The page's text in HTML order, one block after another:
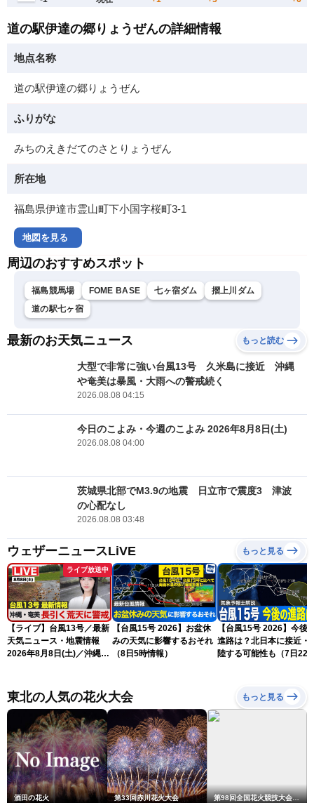
道の駅伊達の郷りょうぜんの詳細情報
地点名称
道の駅伊達の郷りょうぜん
ふりがな
みちのえきだてのさとりょうぜん
所在地
福島県伊達市霊山町下小国字桜町3-1
地図を見る
周辺のおすすめスポット
福島競馬場 FOME BASE 七ヶ宿ダム
摺上川ダム
道の駅七ヶ宿
最新のお天気ニュース もっと読む
大型で非常に強い台風13号 久米島に接近 沖縄
や奄美は暴風・大雨への警戒続く
2026.08.08 04:15
今日のこよみ・今週のこよみ 2026年8月8日(土)
2026.08.08 04:00
茨城県北部でM3.9の地震 日立市で震度3 津波
の心配なし
2026.08.08 03:48
ウェザーニュースLiVE もっと見る
ライブ放送中
【ライブ】台風13号／最新
天気ニュース・地震情報
2026年8月8日(土)／沖縄・
〈ウェザーニュースLiVEモ
ーニング・松本真央／山口
剛央〉
【台風15号 2026】お盆休
みの天気に影響するおそれ
（8日5時情報）
【台風15号 2026】今後
進路は？北日本に接近・
陸する可能性も（7日22
東北の人気の花火大会 もっと見る
酒田の花火 第33回赤川花火大会 第98回全国花火競技大会「大曲の花火」